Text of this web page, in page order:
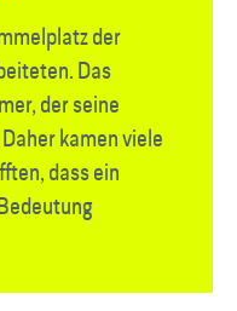
der
Das
der seine
kamen viele
dass ein